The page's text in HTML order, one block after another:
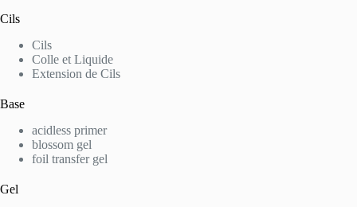
Cils
Cils
Colle et Liquide
Extension de Cils
Base
acidless primer
blossom gel
foil transfer gel
Gel